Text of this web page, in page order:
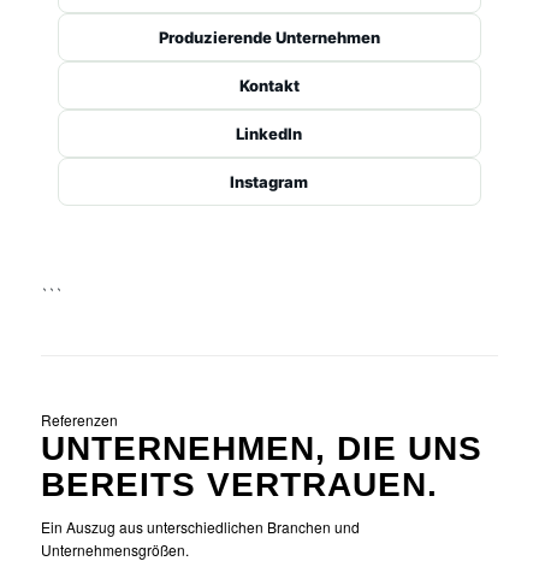
Produzierende Unternehmen
Kontakt
LinkedIn
Instagram
```
Referenzen
UNTERNEHMEN, DIE UNS
BEREITS VERTRAUEN.
Ein Auszug aus unterschiedlichen Branchen und
Unternehmensgrößen.